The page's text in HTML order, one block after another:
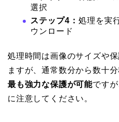
選択
ステップ4： 処理を実
ウンロード
処理時間は画像のサイズや
ますが、通常数分から数十分
最も強力な保護が可能です
に注意してください。